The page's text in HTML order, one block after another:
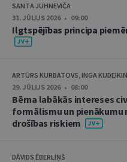
SANTA JUHNEVIČA
31. JŪLIJS 2026 • 09:00
Ilgtspējības principa
ARTŪRS KURBATOVS, INGA
29. JŪLIJS 2026 • 08:00
Bērna labākās intereses
formālismu un pienākumu
drošības riskiem
DĀVIDS ĒBERLIŅŠ